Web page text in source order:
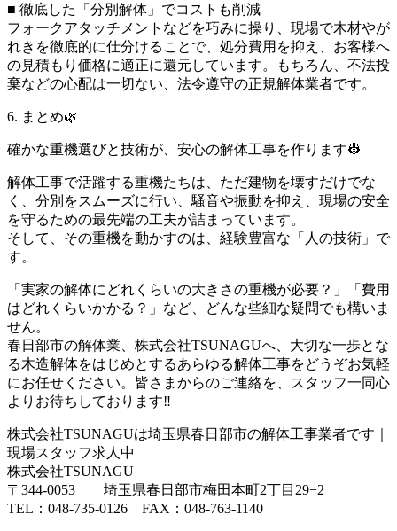
■ 徹底した「分別解体」でコストも削減
フォークアタッチメントなどを巧みに操り、現場で木材やが
れきを徹底的に仕分けることで、処分費用を抑え、お客様へ
の見積もり価格に適正に還元しています。もちろん、不法投
棄などの心配は一切ない、法令遵守の正規解体業者です。
6. まとめ🌿
確かな重機選びと技術が、安心の解体工事を作ります👷
解体工事で活躍する重機たちは、ただ建物を壊すだけでな
く、分別をスムーズに行い、騒音や振動を抑え、現場の安全
を守るための最先端の工夫が詰まっています。
そして、その重機を動かすのは、経験豊富な「人の技術」で
す。
「実家の解体にどれくらいの大きさの重機が必要？」「費用
はどれくらいかかる？」など、どんな些細な疑問でも構いま
せん。
春日部市の解体業、株式会社TSUNAGUへ、大切な一歩とな
る木造解体をはじめとするあらゆる解体工事をどうぞお気軽
にお任せください。皆さまからのご連絡を、スタッフ一同心
よりお待ちしております‼️
株式会社TSUNAGUは埼玉県春日部市の解体工事業者です｜
現場スタッフ求人中
株式会社TSUNAGU
〒344-0053 埼玉県春日部市梅田本町2丁目29−2
TEL：048-735-0126 FAX：048-763-1140